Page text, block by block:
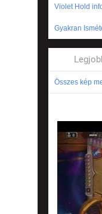
Violet Hold
Gyakran
Összes kép